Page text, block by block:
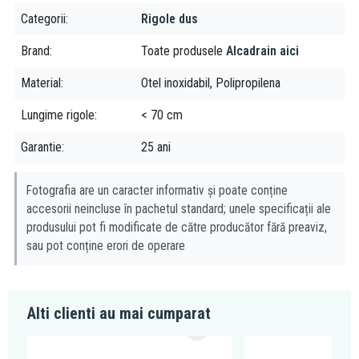
material canal de scurgere: oțel inoxidabil de 2mm AISI 304,
DIN 1.4301, EN1253-1
material sifon – polipropilenă
Categorii Rigole dus
Brand Toate produsele Alcadrain aici
Material Otel inoxidabil, Polipropilena
Lungime rigole < 70 cm
Garantie 25 ani
Fotografia are un caracter informativ și poate conține
accesorii neincluse în pachetul standard; unele specificații ale
produsului pot fi modificate de către producător fără preaviz,
sau pot conține erori de operare
Alti clienti au mai cumparat